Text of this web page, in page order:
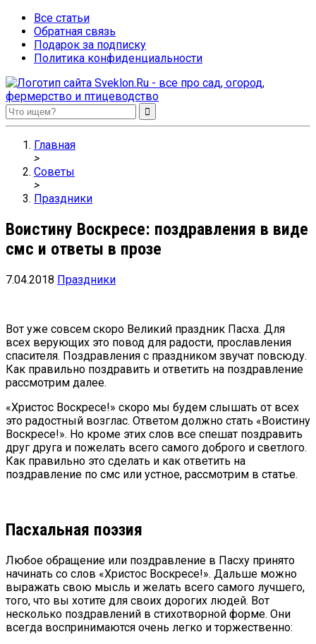
Все статьи
Обратная связь
Подарок за подписку
Политика конфиденциальности
Sveklon.Ru – все про сад, огород, фермерство и птицеводство
Главная
>
Советы
>
Праздники
Воистину Воскресе: поздравления в виде
смс и ответы в прозе
7.04.2018 Праздники
Вот уже совсем скоро Великий праздник Пасха. Для
всех верующих это повод для радости, прославления
спасителя. Поздравления с праздником звучат повсюду.
Как правильно поздравить и ответить на поздравление
рассмотрим далее.
«Христос Воскресе!» скоро мы будем слышать от всех
это радостный возглас. Ответом должно стать «Воистину
Воскресе!». Но кроме этих слов все спешат поздравить
друг друга и пожелать всего самого доброго и светлого.
Как правильно это сделать и как ответить на
поздравление по смс или устное, рассмотрим в статье.
Пасхальная поэзия
Любое обращение или поздравление в Пасху принято
начинать со слов «Христос Воскресе!». Дальше можно
выражать свою мысль и желать всего самого лучшего,
того, что вы хотите для своих дорогих людей. Вот
несколько поздравлений в стихотворной форме. Они
всегда воспринимаются очень легко и торжественно: